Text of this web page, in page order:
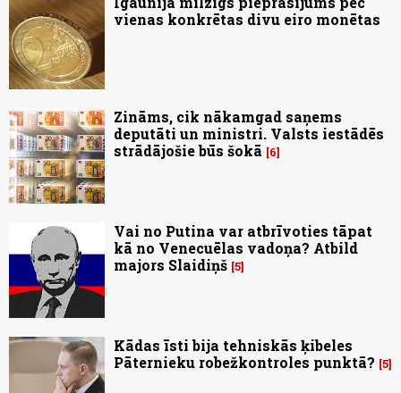
vienas konkrētas divu eiro monētas
Zināms, cik nākamgad saņems
deputāti un ministri. Valsts iestādēs
strādājošie būs šokā
6
Vai no Putina var atbrīvoties tāpat
kā no Venecuēlas vadoņa? Atbild
majors Slaidiņš 5
Kādas īsti bija tehniskās ķibeles
Pāternieku robežkontroles punktā? 5